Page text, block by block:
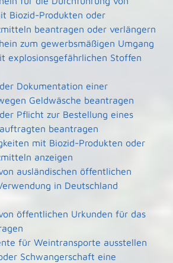
Biozid-Produkten oder
beantragen oder verlängern
zum gewerbsmäßigen Umgang
explosionsgefährlichen Stoffen
Dokumentation einer
Geldwäsche beantragen
Pflicht zur Bestellung eines
beantragen
mit Biozid-Produkten oder
anzeigen
ausländischen öffentlichen
in Deutschland
öffentlichen Urkunden für das
für Weintransporte ausstellen
Schwangerschaft eine